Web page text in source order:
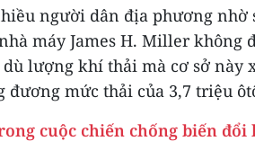
người dân địa phương nhờ
máy James H. Miller không
lượng khí thải mà cơ sở này
đương mức thải của 3,7 triệu
cuộc chiến chống biến